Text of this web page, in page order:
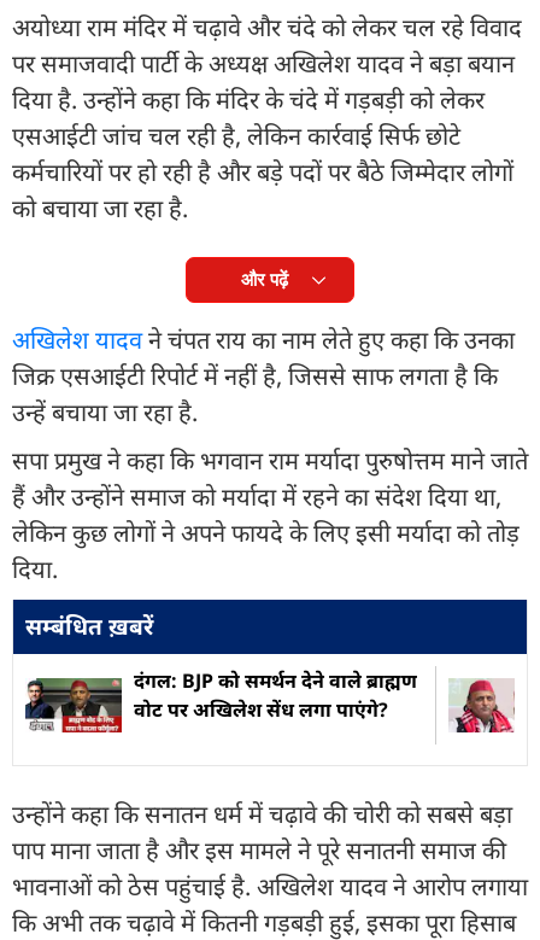
अयोध्या राम मंदिर में चढ़ावे और चंदे को लेकर चल रहे विवाद
पर समाजवादी पार्टी के अध्यक्ष अखिलेश यादव ने बड़ा बयान
दिया है. उन्होंने कहा कि मंदिर के चंदे में गड़बड़ी को लेकर
एसआईटी जांच चल रही है, लेकिन कार्रवाई सिर्फ छोटे
कर्मचारियों पर हो रही है और बड़े पदों पर बैठे जिम्मेदार लोगों
को बचाया जा रहा है.
और पढ़ें
अखिलेश यादवने चंपत राय का नाम लेते हुए कहा कि उनका
जिक्र एसआईटी रिपोर्ट में नहीं है, जिससे साफ लगता है कि
उन्हें बचाया जा रहा है.
सपा प्रमुख ने कहा कि भगवान राम मर्यादा पुरुषोत्तम माने जाते
हैं और उन्होंने समाज को मर्यादा में रहने का संदेश दिया था,
लेकिन कुछ लोगों ने अपने फायदे के लिए इसी मर्यादा को तोड़
दिया.
सम्बंधित ख़बरें
दंगल: BJP को समर्थन देने वाले ब्राह्मण
वोट पर अखिलेश सेंध लगा पाएंगे?
उन्होंने कहा कि सनातन धर्म में चढ़ावे की चोरी को सबसे बड़ा
पाप माना जाता है और इस मामले ने पूरे सनातनी समाज की
भावनाओं को ठेस पहुंचाई है. अखिलेश यादव ने आरोप लगाया
कि अभी तक चढ़ावे में कितनी गड़बड़ी हुई, इसका पूरा हिसाब